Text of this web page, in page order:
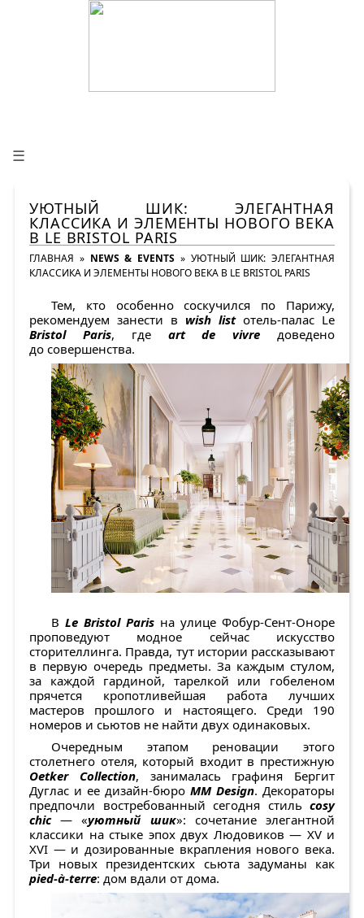
☰
УЮТНЫЙ ШИК: ЭЛЕГАНТНАЯ
КЛАССИКА И ЭЛЕМЕНТЫ НОВОГО ВЕКА
В LE BRISTOL PARIS
ГЛАВНАЯ » NEWS & EVENTS » УЮТНЫЙ ШИК: ЭЛЕГАНТНАЯ
КЛАССИКА И ЭЛЕМЕНТЫ НОВОГО ВЕКА В LE BRISTOL PARIS
Тем, кто особенно соскучился по Парижу,
рекомендуем занести в wish listотель-палас Le
Bristol Paris, где art de vivre доведено
до совершенства.
В Le Bristol Paris на улице Фобур-Сент-Оноре
проповедуют модное сейчас искусство
сторителлинга. Правда, тут истории рассказывают
в первую очередь предметы. За каждым стулом,
за каждой гардиной, тарелкой или гобеленом
прячется кропотливейшая работа лучших
мастеров прошлого и настоящего. Среди 190
номеров и сьютов не найти двух одинаковых.
Очередным этапом реновации этого
столетнего отеля, кото­рый входит в престижную
Oetker Collection, занималась графиня Бергит
Дуглас и ее дизайн-бюро MM Design. Декораторы
предпочли востребованный сегодня стиль cosy
chic— «уютный шик»: сочетание элегантной
классики на стыке эпох двух Людовиков — XV и
XVI — и дозированные вкрапления нового века.
Три новых президентских сьюта задуманы как
pied-à-terre: дом вдали от дома.